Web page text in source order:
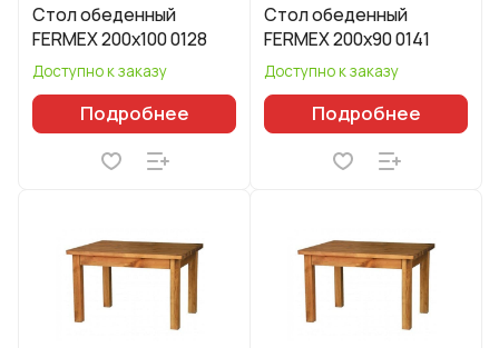
Стол обеденный
FERMEX 200x100 0128
Доступно к заказу
Подробнее
Стол обеденный
FERMEX 200x90 0141
Доступно к заказу
Подробнее